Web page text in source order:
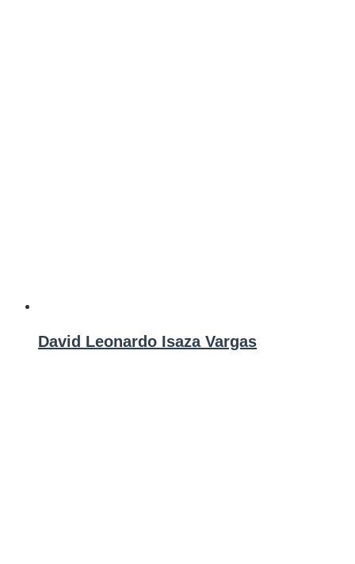
David Leonardo Isaza Vargas